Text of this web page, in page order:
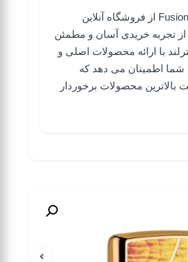
از تجربه خریدی آسان و مطمئن
با ارائه محصولات اصلی و
شما اطمینان می دهد که
بالاترین محصولات برخوردار